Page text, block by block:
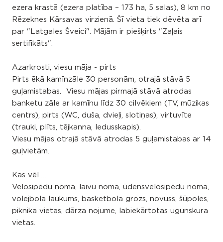
ezera krastā (ezera platība – 173 ha, 5 salas), 8 km no
Rēzeknes Kārsavas virzienā. Šī vieta tiek dēvēta arī
par "Latgales Šveici". Mājām ir piešķirts "Zaļais
sertifikāts".
Azarkrosti, viesu māja - pirts
Pirts ēkā kamīnzāle 30 personām, otrajā stāvā 5
guļamistabas. Viesu mājas pirmajā stāvā atrodas
banketu zāle ar kamīnu līdz 30 cilvēkiem (TV, mūzikas
centrs), pirts (WC, duša, dvieļi, slotiņas), virtuvīte
(trauki, plīts, tējkanna, ledusskapis).
Viesu mājas otrajā stāvā atrodas 5 guļamistabas ar 14
guļvietām.
Kas vēl …
Velosipēdu noma, laivu noma, ūdensvelosipēdu noma,
volejbola laukums, basketbola grozs, novuss, šūpoles,
piknika vietas, dārza nojume, labiekārtotas ugunskura
vietas.